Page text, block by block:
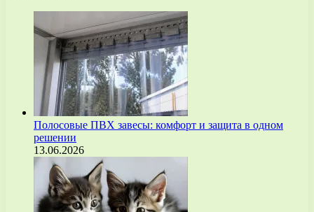
Полосовые ПВХ завесы: комфорт и защита в одном
решении
13.06.2026